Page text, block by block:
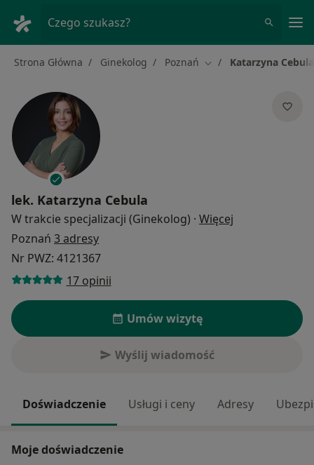
Czego szukasz?
Strona Główna Ginekolog Poznań Zmień miasto
Katarzyna Cebula
lek. Katarzyna Cebula
W trakcie specjalizacji (Ginekolog) · Więcej
Poznań 3 adresy
Nr PWZ: 4121367
17 opinii
Umów wizytę
Wyślij wiadomość
Doświadczenie Usługi i ceny Adresy
Moje doświadczenie